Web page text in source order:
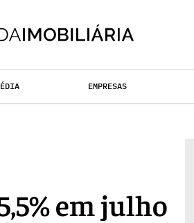
EMPRESAS
em julho